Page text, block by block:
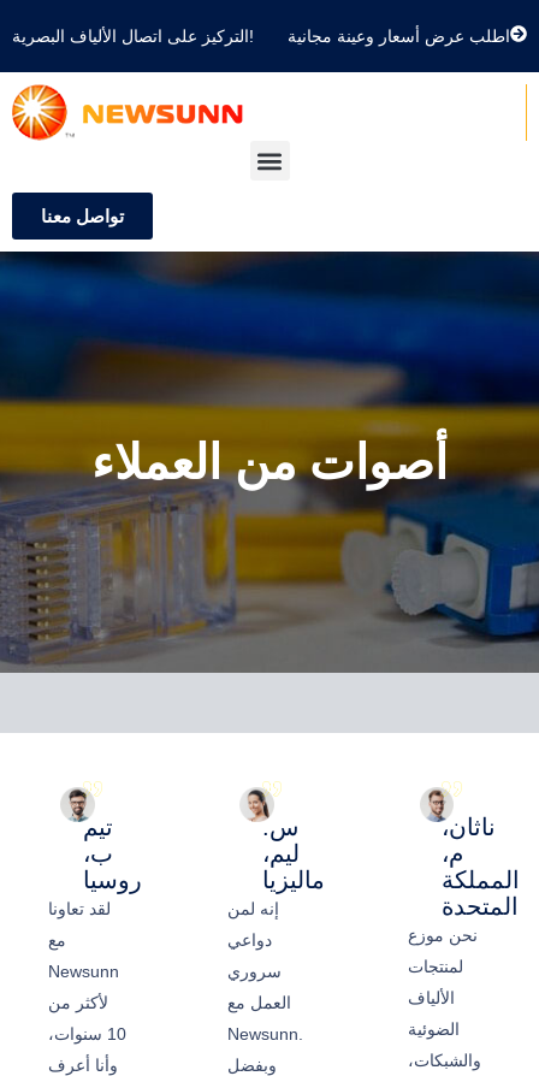
التركيز على اتصال الألياف البصرية! اطلب عرض أسعار وعينة مجانية
تواصل معنا
أصوات من العملاء
تيم
ب،
روسيا
لقد تعاونا
مع
Newsunn
لأكثر من
10 سنوات،
وأنا أعرف
س.
ليم،
ماليزيا
إنه لمن
دواعي
سروري
العمل مع
Newsunn.
وبفضل
ناثان،
م،
المملكة
المتحدة
نحن موزع
لمنتجات
الألياف
الضوئية
والشبكات،